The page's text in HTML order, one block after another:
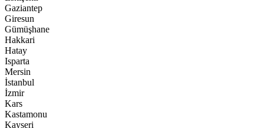
Gaziantep
Giresun
Gümüşhane
Hakkari
Hatay
Isparta
Mersin
İstanbul
İzmir
Kars
Kastamonu
Kayseri